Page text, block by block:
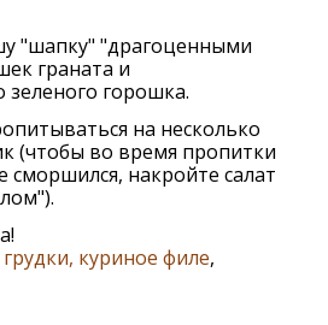
"шапку" "драгоценными
граната и
зеленого горошка.
на несколько
(чтобы во время пропитки
сморшился, накройте салат
куриное филе,